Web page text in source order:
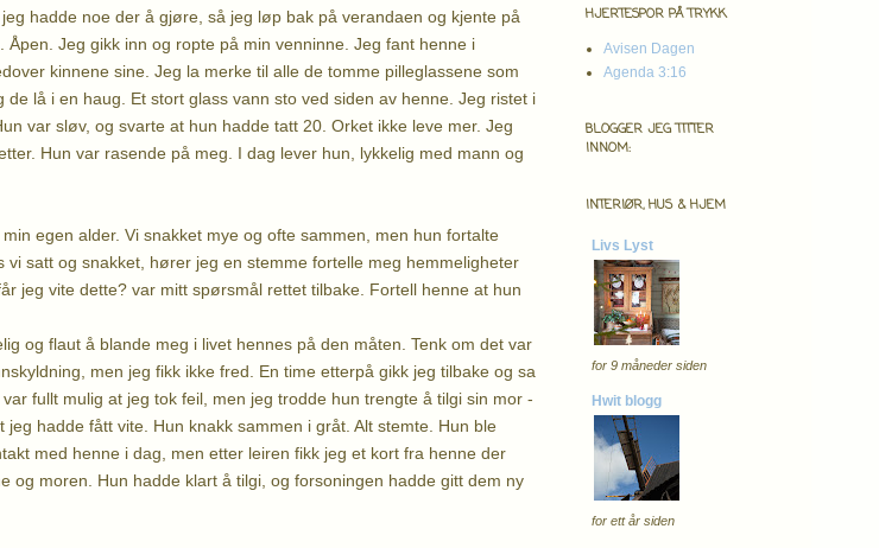
hadde noe der å gjøre, så jeg løp bak på verandaen og kjente på
Åpen. Jeg gikk inn og ropte på min venninne. Jeg fant henne i
kinnene sine. Jeg la merke til alle de tomme pilleglassene som
lå i en haug. Et stort glass vann sto ved siden av henne. Jeg ristet i
var sløv, og svarte at hun hadde tatt 20. Orket ikke leve mer. Jeg
Hun var rasende på meg. I dag lever hun, lykkelig med mann og
egen alder. Vi snakket mye og ofte sammen, men hun fortalte
vi satt og snakket, hører jeg en stemme fortelle meg hemmeligheter
jeg vite dette? var mitt spørsmål rettet tilbake. Fortell henne at hun
og flaut å blande meg i livet hennes på den måten. Tenk om det var
men jeg fikk ikke fred. En time etterpå gikk jeg tilbake og sa
fullt mulig at jeg tok feil, men jeg trodde hun trengte å tilgi sin mor -
hadde fått vite. Hun knakk sammen i gråt. Alt stemte. Hun ble
med henne i dag, men etter leiren fikk jeg et kort fra henne der
og moren. Hun hadde klart å tilgi, og forsoningen hadde gitt dem ny
HJERTESPOR PÅ TRYKK
Avisen Dagen
Agenda 3:16
BLOGGER JEG TITTER
INNOM:
INTERIØR, HUS & HJEM
Livs Lyst
for 9 måneder siden
Hwit blogg
for ett år siden